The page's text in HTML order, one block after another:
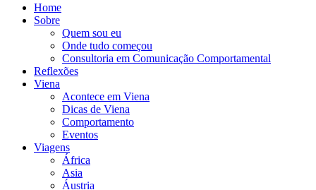
Home
Sobre
Quem sou eu
Onde tudo começou
Consultoria em Comunicação Comportamental
Reflexões
Viena
Acontece em Viena
Dicas de Viena
Comportamento
Eventos
Viagens
África
Asia
Áustria